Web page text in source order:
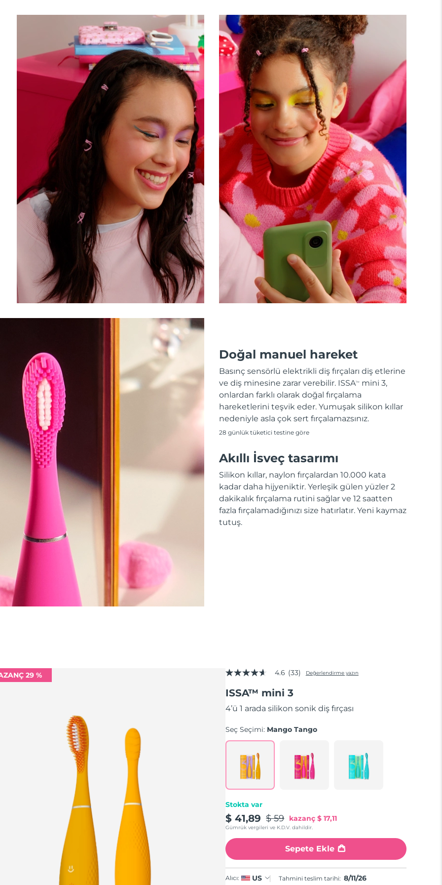
Doğal manuel hareket
Basınç sensörlü elektrikli diş fırçaları diş etlerine
ve diş minesine zarar verebilir. ISSATM
mini 3,
onlardan farklı olarak doğal fırçalama
hareketlerini teşvik eder. Yumuşak silikon kıllar
nedeniyle asla çok sert fırçalamazsınız.
28 günlük tüketici testine göre
Akıllı İsveç tasarımı
Silikon kıllar, naylon fırçalardan 10.000 kata
kadar daha hijyeniktir. Yerleşik gülen yüzler 2
dakikalık fırçalama rutini sağlar ve 12 saatten
fazla fırçalamadığınızı size hatırlatır. Yeni kaymaz
tutuş.
29 %
5
4.6
yıldız,
ortalama
Read
33
Aynı
sayfa
bağlantısı.
4.6 (33) Değerlendirme yazın
ISSA™ mini 3
4’ü 1 arada silikon sonik diş fırçası
Seç Seçimi: Mango Tango
Stokta var
$ 41,89 $ 59 kazanç $ 17,11
Gümrük vergileri ve K.D.V. dahildir.
Sepete Ekle
Alıcı: US Tahmini teslim tarihi: 8/11/26